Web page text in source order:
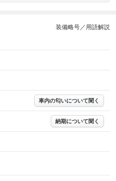
その他
いません。購入時は必ず現車をご
しては、形式および表示項目が異
での診断結果となります。将来に
りませんので、車両情報等の詳細は
装備略号／用語解説
車内の匂いについて聞く
納期について聞く